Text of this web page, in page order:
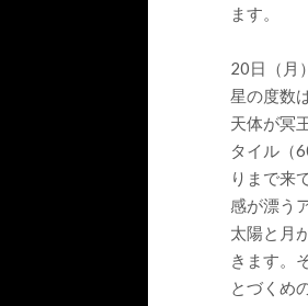
ます。
20日（月
星の度数
天体が冥
タイル（
りまで来
感が漂う
太陽と月
きます。
とづくめ